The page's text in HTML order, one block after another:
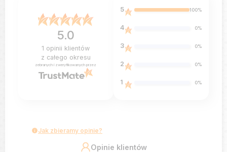
5.0
1 opinii klientów
z całego okresu
zebranych i zweryfikowanych przez
5 100%
4 0%
3 0%
2 0%
1 0%
Jak zbieramy opinie?
Opinie klientów